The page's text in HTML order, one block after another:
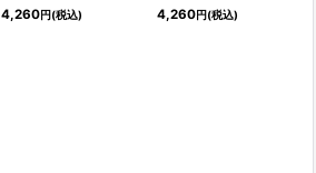
4,260円(税込)
4,260円(税込)